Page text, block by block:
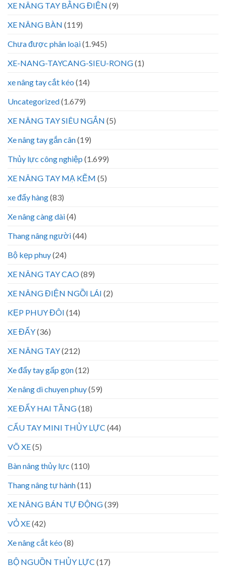
XE NÂNG TAY BẰNG ĐIỆN (9)
XE NÂNG BÀN (119)
Chưa được phân loại(1.945)
XE-NANG-TAYCANG-SIEU-RONG(1)
xe nâng tay cắt kéo (14)
Uncategorized(1.679)
XE NÂNG TAY SIÊU NGẮN (5)
Xe nâng tay gắn cân(19)
Thủy lực công nghiệp (1.699)
XE NÂNG TAY MẠ KẼM (5)
xe đẩy hàng(83)
Xe nâng càng dài(4)
Thang nâng người(44)
Bộ kẹp phuy(24)
XE NÂNG TAY CAO(89)
XE NÂNG ĐIỆN NGỒI LÁI (2)
KẸP PHUY ĐÔI (14)
XE ĐẨY(36)
XE NÂNG TAY(212)
Xe đẩy tay gấp gọn(12)
Xe nâng di chuyen phuy(59)
XE ĐẨY HAI TẦNG(18)
CẨU TAY MINI THỦY LỰC (44)
VÕ XE(5)
Bàn nâng thủy lực (110)
Thang nâng tự hành(11)
XE NÂNG BÁN TỰ ĐỘNG(39)
VỎ XE(42)
Xe nâng cắt kéo (8)
BỘ NGUỒN THỦY LỰC (17)